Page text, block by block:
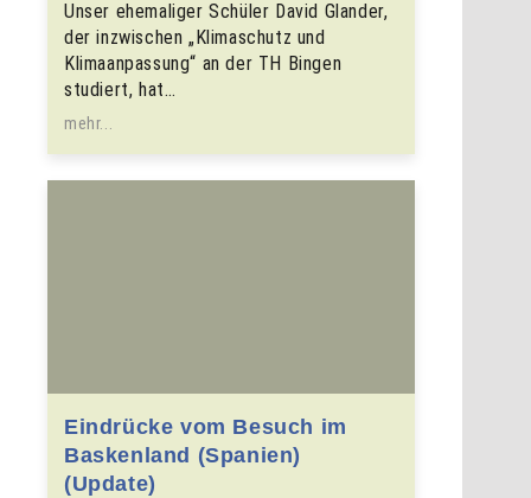
Unser ehemaliger Schüler David Glander,
der inzwischen „Klimaschutz und
Klimaanpassung“ an der TH Bingen
studiert, hat…
mehr...
Eindrücke vom Besuch im
Baskenland (Spanien)
(Update)